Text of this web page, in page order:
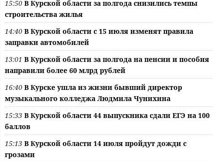
15:50 В Курской области за полгода снизились темпы
строительства жилья
14:40 В Курской области с 15 июля изменят правила
заправки автомобилей
13:01 В Курской области за полгода на пенсии и пособия
направили более 60 млрд рублей
16:40 В Курске ушла из жизни бывший директор
музыкального колледжа Людмила Чунихина
15:33 В Курской области 44 выпускника сдали ЕГЭ на 100
баллов
15:13 В Курской области 14 июля пройдут дожди с
грозами